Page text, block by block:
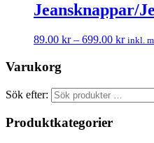
Jeansknappar/
89.00 kr– 699.00 kr inkl.
Varukorg
Sök efter:
Produktkategorier